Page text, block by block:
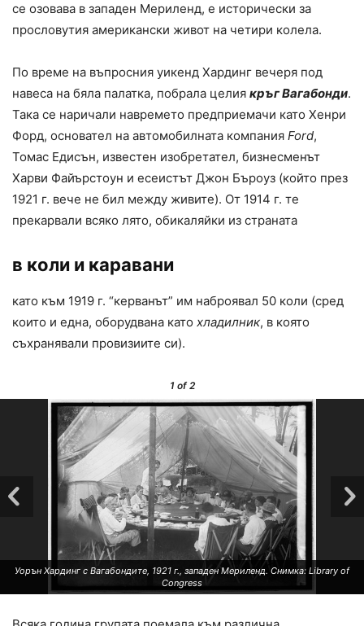
се озовава в западен Мериленд, е исторически за
прословутия американски живот на четири колела.
По време на въпросния уикенд Хардинг вечеря под
навеса на бяла палатка, побрала целия кръг Вагабонди.
Така се наричали навремето предприемачи като Хенри
Форд, основател на автомобилната компания Ford,
Томас Едисън, известен изобретател, бизнесменът
Харви Файърстоун и есеистът Джон Бъроуз (който през
1921 г. вече не бил между живите). От 1914 г. те
прекарвали всяко лято, обикаляйки из страната
в коли и каравани
като към 1919 г. “керванът” им наброявал 50 коли (сред
които и една, оборудвана като хладилник, в която
съхранявали провизиите си).
1of 2
Уорън Хардинг с Вагабондите, 1921 г., западен Мериленд. Снимка: Library of
Congress